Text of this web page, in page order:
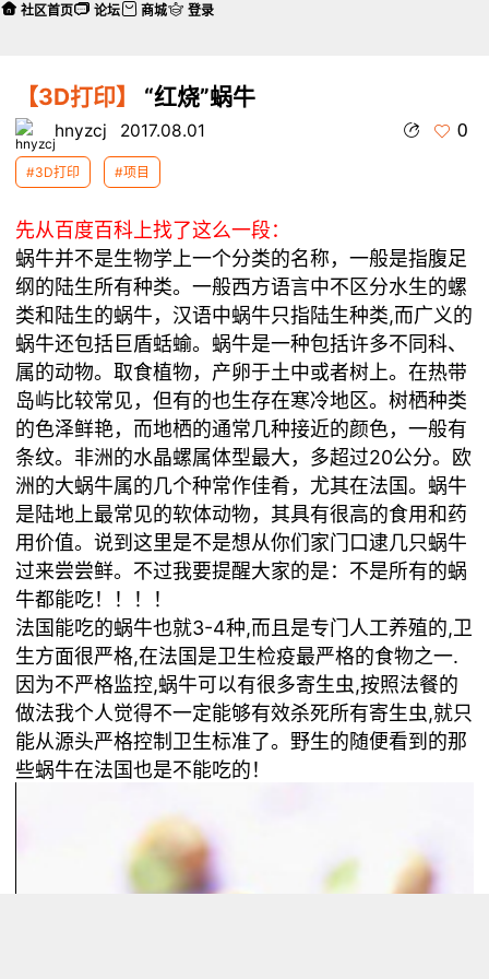
【3D打印】 “红烧”蜗牛
hnyzcj 2017.08.01 0
#3D打印 #项目
先从百度百科上找了这么一段：
蜗牛并不是生物学上一个分类的名称，一般是指腹足
纲的陆生所有种类。一般西方语言中不区分水生的螺
类和陆生的蜗牛，汉语中蜗牛只指陆生种类,而广义的
蜗牛还包括巨盾蛞蝓。蜗牛是一种包括许多不同科、
属的动物。取食植物，产卵于土中或者树上。在热带
岛屿比较常见，但有的也生存在寒冷地区。树栖种类
的色泽鲜艳，而地栖的通常几种接近的颜色，一般有
条纹。非洲的水晶螺属体型最大，多超过20公分。欧
洲的大蜗牛属的几个种常作佳肴，尤其在法国。蜗牛
是陆地上最常见的软体动物，其具有很高的食用和药
用价值。说到这里是不是想从你们家门口逮几只蜗牛
过来尝尝鲜。不过我要提醒大家的是：不是所有的蜗
牛都能吃！！！！
法国能吃的蜗牛也就3-4种,而且是专门人工养殖的,卫
生方面很严格,在法国是卫生检疫最严格的食物之一.
因为不严格监控,蜗牛可以有很多寄生虫,按照法餐的
做法我个人觉得不一定能够有效杀死所有寄生虫,就只
能从源头严格控制卫生标准了。野生的随便看到的那
些蜗牛在法国也是不能吃的！
社区首页 论坛 商城 登录